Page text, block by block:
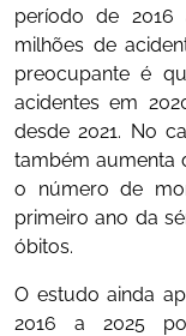
período de
milhões de
preocupante é
acidentes em
desde 2021. No
também aumenta
o número de
primeiro ano da
óbitos.
O estudo ainda
2016 a 2025